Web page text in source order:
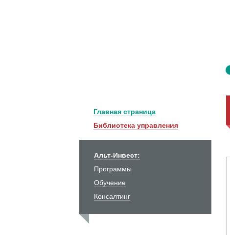
Главная страница
Библиотека управления
Альт-Инвест:
Программы
Обучение
Консалтинг